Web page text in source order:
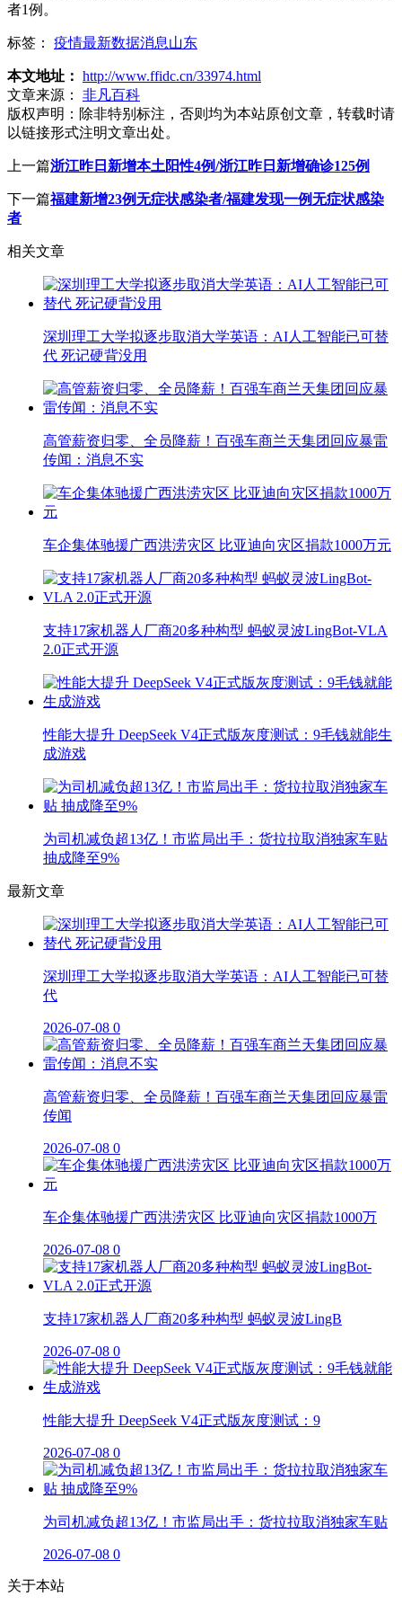
者1例。
标签： 疫情最新数据消息山东
本文地址： http://www.ffidc.cn/33974.html
文章来源：
非凡百科
版权声明： 除非特别标注，否则均为本站原创文章，转载时请
以链接形式注明文章出处。
上一篇浙江昨日新增本土阳性4例/浙江昨日新增确诊125例
下一篇福建新增23例无症状感染者/福建发现一例无症状感染
者
相关文章
深圳理工大学拟逐步取消大学英语：AI人工智能已可替
代 死记硬背没用
高管薪资归零、全员降薪！百强车商兰天集团回应暴雷
传闻：消息不实
车企集体驰援广西洪涝灾区 比亚迪向灾区捐款1000万元
支持17家机器人厂商20多种构型 蚂蚁灵波LingBot-VLA
2.0正式开源
性能大提升 DeepSeek V4正式版灰度测试：9毛钱就能生
成游戏
为司机减负超13亿！市监局出手：货拉拉取消独家车贴
抽成降至9%
最新文章
深圳理工大学拟逐步取消大学英语：AI人工智能已可替
代
2026-07-08 0
高管薪资归零、全员降薪！百强车商兰天集团回应暴雷
传闻
2026-07-08 0
车企集体驰援广西洪涝灾区 比亚迪向灾区捐款1000万
2026-07-08 0
支持17家机器人厂商20多种构型 蚂蚁灵波LingB
2026-07-08 0
性能大提升 DeepSeek V4正式版灰度测试：9
2026-07-08 0
为司机减负超13亿！市监局出手：货拉拉取消独家车贴
2026-07-08 0
关于本站